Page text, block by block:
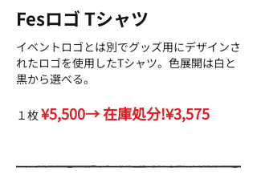
Fesロゴ Tシャツ
イベントロゴとは別でグッズ用にデザインさ
れたロゴを使用したTシャツ。色展開は白と
黒から選べる。
​１枚¥5,500→ 在庫処分!¥3,575